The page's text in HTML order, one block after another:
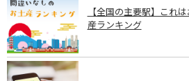
【全国の主要駅】これ
産ランキング